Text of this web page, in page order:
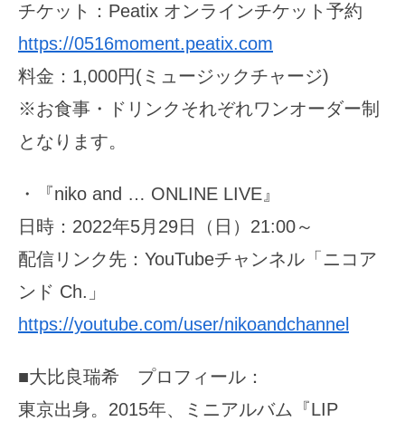
チケット：Peatix オンラインチケット予約
https://0516moment.peatix.com
料金：1,000円(ミュージックチャージ)
※お食事・ドリンクそれぞれワンオーダー制
となります。
・『niko and … ONLINE LIVE』
日時：2022年5月29日（日）21:00～
配信リンク先：YouTubeチャンネル「ニコア
ンド Ch.」
https://youtube.com/user/nikoandchannel
■大比良瑞希 プロフィール：
東京出身。2015年、ミニアルバム『LIP